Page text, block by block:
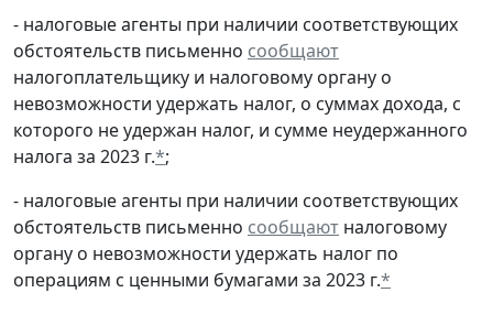
- налоговые агенты при наличии соответствующих
обстоятельств письменно сообщают
налогоплательщику и налоговому органу о
невозможности удержать налог, о суммах дохода, с
которого не удержан налог, и сумме неудержанного
налога за 2023 г.*;
- налоговые агенты при наличии соответствующих
обстоятельств письменно сообщают налоговому
органу о невозможности удержать налог по
операциям с ценными бумагами за 2023 г.*